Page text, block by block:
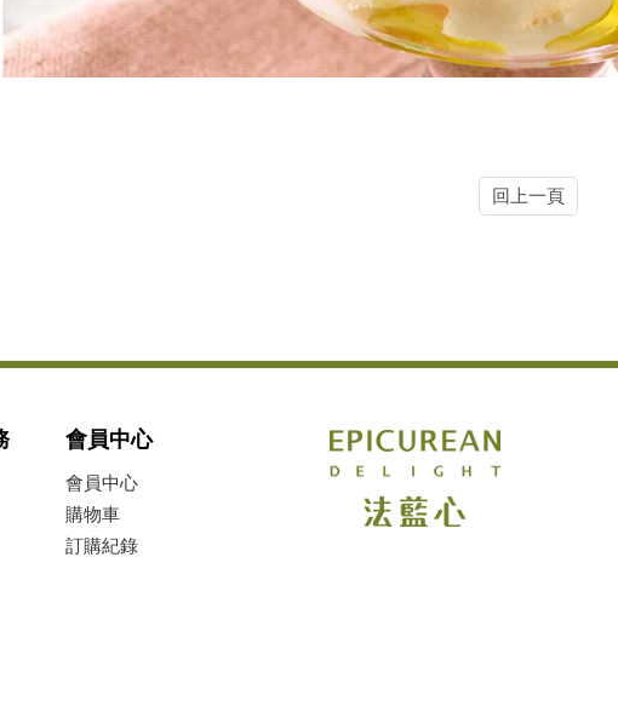
回上一頁
會員中心
會員中心
購物車
訂購紀錄